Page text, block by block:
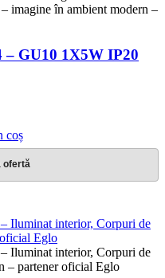
– GU10 1X5W IP20
coș
ofertă